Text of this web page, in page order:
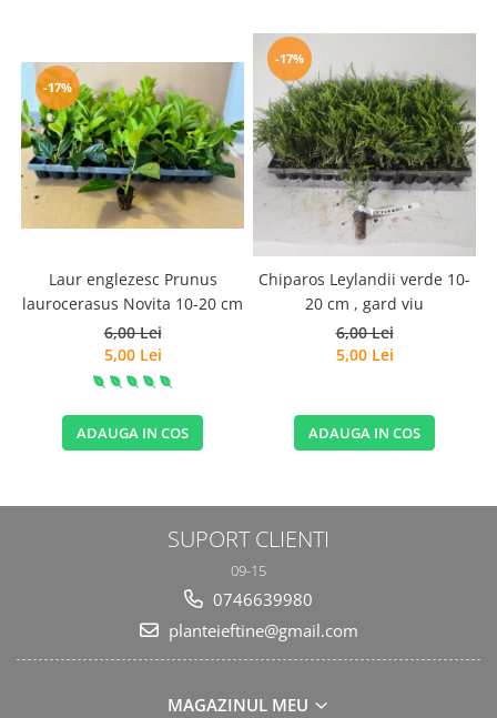
-17%
Laur englezesc Prunus
laurocerasus Novita 10-20 cm
6,00 Lei
5,00 Lei
ADAUGA IN COS
-17%
Chiparos Leylandii verde 10-
20 cm , gard viu
6,00 Lei
5,00 Lei
ADAUGA IN COS
SUPORT CLIENTI
09-15
0746639980
planteieftine@gmail.com
MAGAZINUL MEU